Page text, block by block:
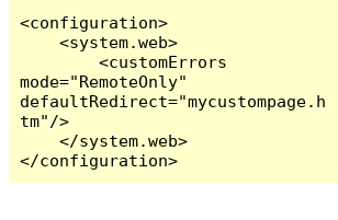
<configuration>
    <system.web>
        <customErrors
mode="RemoteOnly"
defaultRedirect="mycustompage.h
tm"/>
    </system.web>
</configuration>